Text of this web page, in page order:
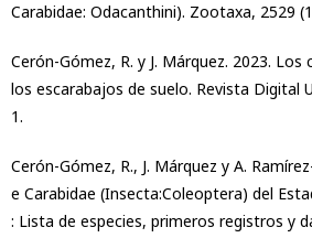
Carabidae: Odacanthini). Zootaxa, 2529
Cerón-Gómez, R. y J. Márquez. 2023.
los escarabajos de suelo. Revista Digital
1.
Cerón-Gómez, R., J. Márquez y A.
e Carabidae (Insecta:Coleoptera) del
: Lista de especies, primeros registros y